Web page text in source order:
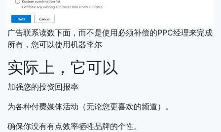
广告联系读数下面，而不是使用必须补偿的PPC经理来完成
所有，您可以使用机器李尔
实际上，它可以
加强您的投资回报率
为各种付费媒体活动（无论您更喜欢的频道）。
确保你没有有点效率牺牲品牌的个性。